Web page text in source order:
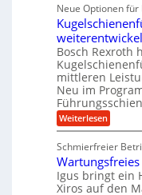
i
m
M
a
s
c
h
i
n
e
n
r
ä
i
s
e
H
u
b
b
e
w
e
g
u
n
g
r
A
u
t
o
m
o
t
i
v
e
n
d
M
a
g
i
t
a
l
e
r
W
e
r
k
z
e
u
g
k
r
Neue Optionen
Bosch Rexroth
mittleren
Neu im
Weiterlesen:
K
g
e
l
s
Schmierfreier
Igus bringt ein
Xiros auf den